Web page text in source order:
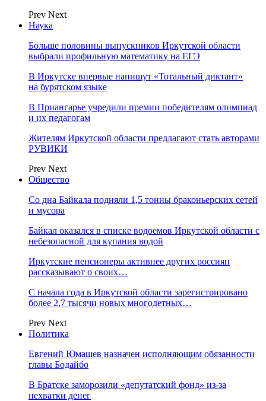
Prev Next
Наука
Больше половины выпускников Иркутской области
выбрали профильную математику на ЕГЭ
В Иркутске впервые напишут «Тотальный диктант»
на бурятском языке
В Приангарье учредили премии победителям олимпиад
и их педагогам
Жителям Иркутской области предлагают стать авторами
РУВИКИ
Prev Next
Общество
Со дна Байкала подняли 1,5 тонны браконьерских сетей
и мусора
Байкал оказался в списке водоемов Иркутской области с
небезопасной для купания водой
Иркутские пенсионеры активнее других россиян
рассказывают о своих…
С начала года в Иркутской области зарегистрировано
более 2,7 тысячи новых многодетных…
Prev Next
Политика
Евгений Юмашев назначен исполняющим обязанности
главы Бодайбо
В Братске заморозили «депутатский фонд» из‑за
нехватки денег